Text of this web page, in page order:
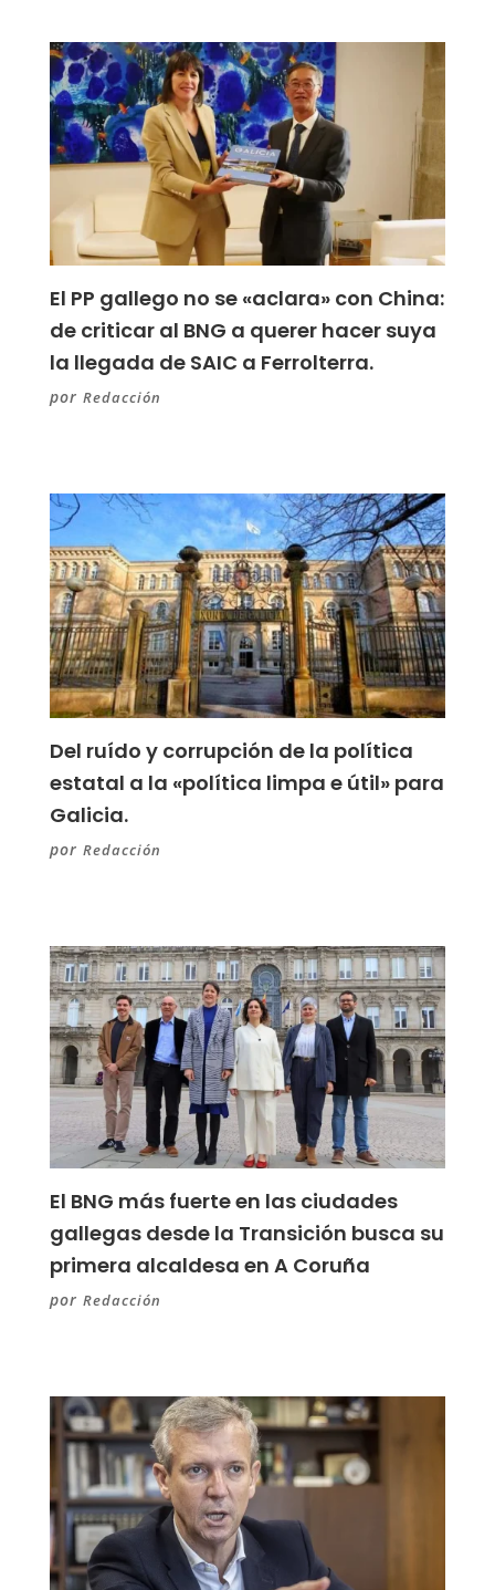
El PP gallego no se «aclara» con China:
de criticar al BNG a querer hacer suya
la llegada de SAIC a Ferrolterra.
por Redacción
Del ruído y corrupción de la política
estatal a la «política limpa e útil» para
Galicia.
por Redacción
El BNG más fuerte en las ciudades
gallegas desde la Transición busca su
primera alcaldesa en A Coruña
por Redacción